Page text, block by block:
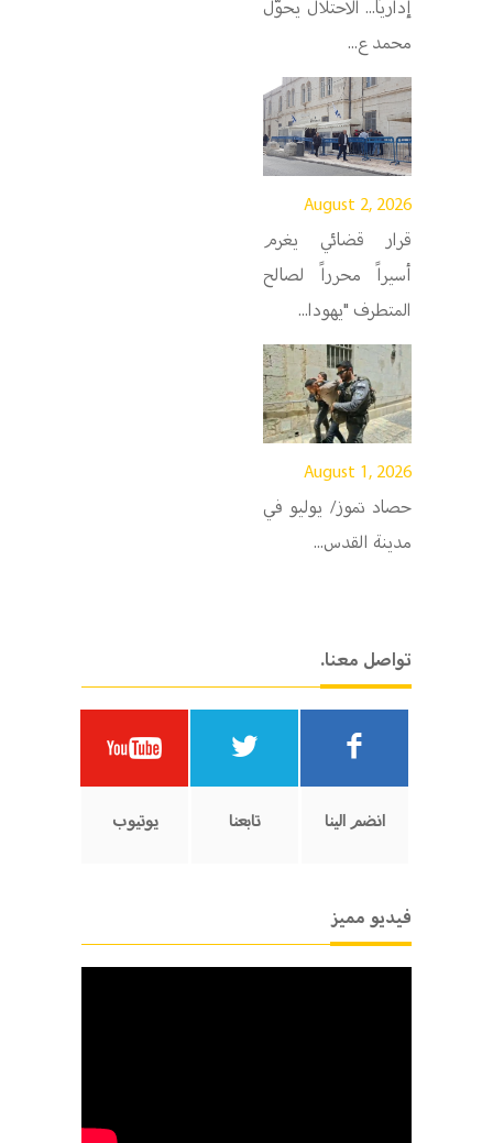
إداريًا... الاحتلال يحوّل
محمد ع...
August 2, 2026
قرار قضائي يغرم
أسيراً محرراً لصالح
المتطرف "يهودا...
August 1, 2026
حصاد تموز/ يوليو في
مدينة القدس...
.تواصل معنا
يوتيوب تابعنا انضم الينا
فيديو مميز